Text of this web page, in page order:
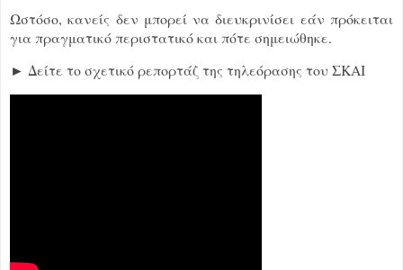
Ωστόσο, κανείς δεν μπορεί να διευκρινίσει εάν πρόκειται
για πραγματικό περιστατικό και πότε σημειώθηκε.
► Δείτε το σχετικό ρεπορτάζ της τηλεόρασης του ΣΚΑΙ